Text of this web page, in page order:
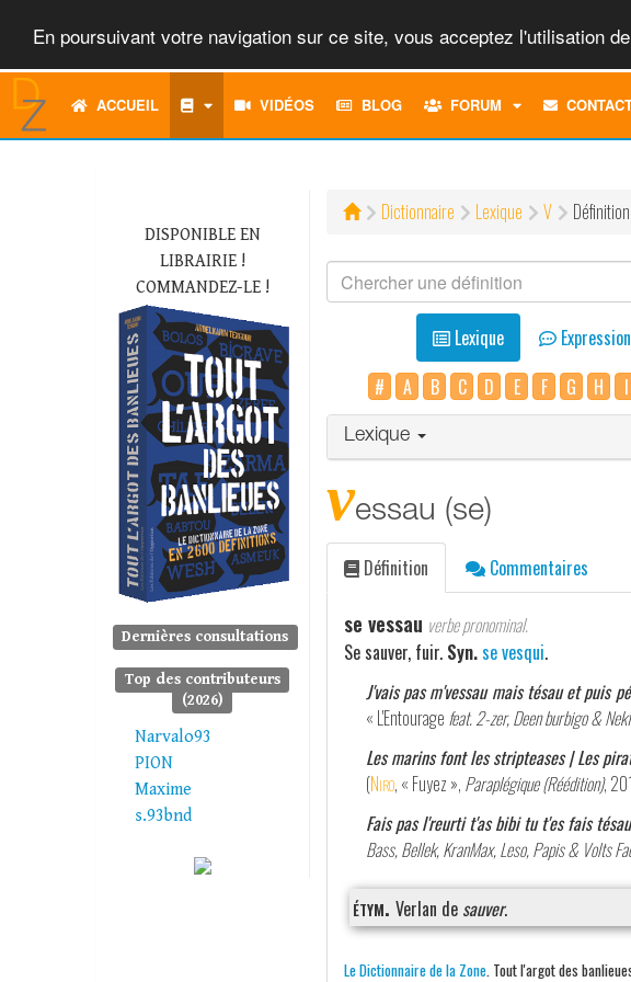
En poursuivant votre navigation sur ce site, vous acceptez l'utilisation
ACCUEIL VIDÉOS BLOG FORUM
TOGGLE
DISPONIBLE EN
LIBRAIRIE !
COMMANDEZ-LE !
Dernières consultations
Top des contributeurs
(2026)
Narvalo93
PION
Maxime
s.93bnd
Dictionnaire Lexique V
Lexique
#
A B C D E F G H I
Lexique
vessau (se)
Définition Commentaires
se vessau verbe pronominal.
Se sauver, fuir. Syn.se vesqui.
J'vais pas m'vessau mais tésau et puis
« L'Entourage feat. 2-zer, Deen burbigo &
Les marins font les stripteases | Les
(Niro, « Fuyez », Paraplégique (Réédition),
Fais pas l'reurti t'as bibi tu t'es fais
Bass, Bellek, KranMax, Leso, Papis & Volts
étym. Verlan de sauver.
Le Dictionnaire de la Zone. Tout l'argot des